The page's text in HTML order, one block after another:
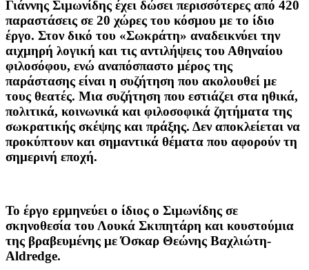
Γιάννης Σιμωνίδης έχει δώσει περισσότερες από 420
παραστάσεις σε 20 χώρες του κόσμου με το ίδιο
έργο. Στον δικό του «Σωκράτη» αναδεικνύει την
αιχμηρή λογική και τις αντιλήψεις του Αθηναίου
φιλοσόφου, ενώ αναπόσπαστο μέρος της
παράστασης είναι η συζήτηση που ακολουθεί με
τους θεατές. Μια συζήτηση που εστιάζει στα ηθικά,
πολιτικά, κοινωνικά και φιλοσοφικά ζητήματα της
σωκρατικής σκέψης και πράξης. Δεν αποκλείεται να
προκύπτουν και σημαντικά θέματα που αφορούν τη
σημερινή εποχή.
Το έργο ερμηνεύει ο ίδιος ο Σιμωνίδης σε
σκηνοθεσία του Λουκά Σκιπητάρη και κουστούμια
της βραβευμένης με Όσκαρ Θεώνης Βαχλιώτη-
Aldredge.